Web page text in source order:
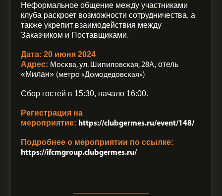
Неформальное общение между участниками
клуба раскроет возможности сотрудничества, а
также укрепит взаимодействия между
Заказчиком и Поставщиками.
Дата: 20 июня 2024
Адрес: Москва, ул. Шипиловская, 28А, отель
«Милан» (метро «Домодедовская»)
Сбор гостей в 15:30, начало 16:00.
Регистрация на
мероприятие: https://clubgermes.ru/event/148/
Подробнее о мероприятии по ссылке:
https://ifcmgroup.clubgermes.ru/